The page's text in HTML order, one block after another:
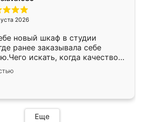
2026
новый шкаф в студии
ранее заказывала себе
искать, когда качеством
Служит кухня уже почти
нет.
Еще